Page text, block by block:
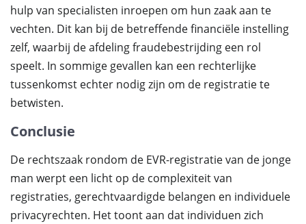
hulp van specialisten inroepen om hun zaak aan te
vechten. Dit kan bij de betreffende financiële instelling
zelf, waarbij de afdeling fraudebestrijding een rol
speelt. In sommige gevallen kan een rechterlijke
tussenkomst echter nodig zijn om de registratie te
betwisten.
Conclusie
De rechtszaak rondom de EVR-registratie van de jonge
man werpt een licht op de complexiteit van
registraties, gerechtvaardigde belangen en individuele
privacyrechten. Het toont aan dat individuen zich